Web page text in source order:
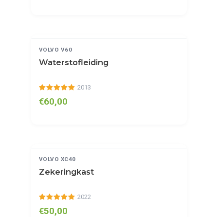
GETEST
VOLVO V60
Waterstofleiding
2013
€60,00
GETEST
VOLVO XC40
Zekeringkast
2022
€50,00